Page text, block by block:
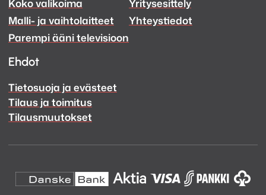
Ääni
Facebook
Ääni
Instagram
Koko valikoima
Malli- ja vaihtolaitteet
Parempi ääni televisioon
Yritysesittely
Yhteystiedot
Ehdot
Tietosuoja ja evästeet
Tilaus ja toimitus
Tilausmuutokset